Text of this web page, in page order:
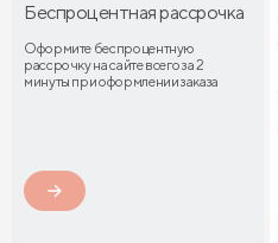
Беспроцентная рассрочка
Оформите беспроцентную
рассрочку на сайте всего за 2
минуты при оформлении заказа